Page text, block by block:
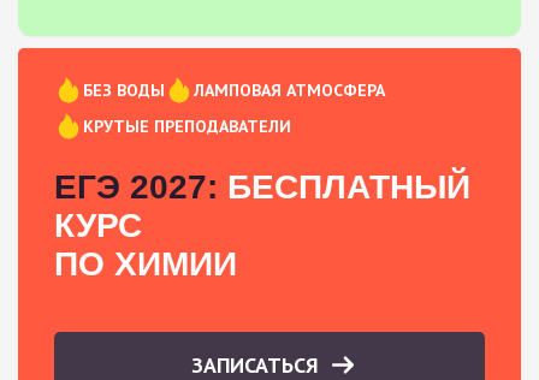
БЕЗ ВОДЫ
ЛАМПОВАЯ АТМОСФЕРА
КРУТЫЕ ПРЕПОДАВАТЕЛИ
ЕГЭ 2027: БЕСПЛАТНЫЙ
КУРС
ПО ХИМИИ
ЗАПИСАТЬСЯ